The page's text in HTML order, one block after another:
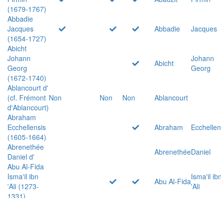
(1679-1767)
Abbadie
Jacques
(1654-1727)
Abbadie
Jacques
Abicht
Johann
Georg
(1672-1740)
Abicht
Johann
Georg
Ablancourt d'
(cf. Frémont
d'Ablancourt)
Non Non Non
Ablancourt
Abraham
Ecchellensis
(1605-1664)
Abraham
Abrenethée
Daniel d'
AbrenethéeDaniel
Abu Al-Fida
Isma'il ibn
'Ali (1273-
1331)
Abu Al-FidaIsma'il
'Ali